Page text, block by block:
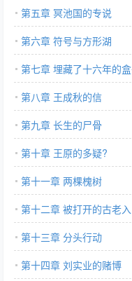
第五章 冥池国的专说
第六章 符号与方形湖
第七章 埋藏了十六年的
第八章 王成秋的信
第九章 长生的尸骨
第十章 王原的多疑?
第十一章 两棵槐树
第十二章 被打开的古老
第十三章 分头行动
第十四章 刘实业的赌博